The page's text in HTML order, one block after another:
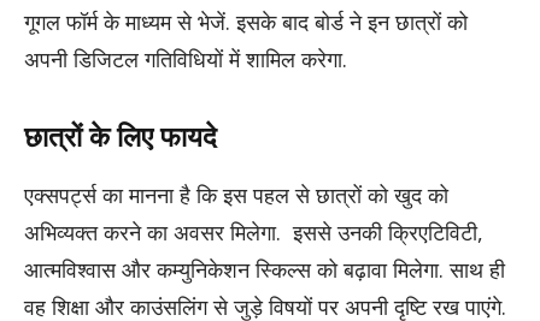
गूगल फॉर्म के माध्यम से भेजें. इसके बाद बोर्ड ने इन छात्रों को
अपनी डिजिटल गतिविधियों में शामिल करेगा.
छात्रों के लिए फायदे
एक्सपर्ट्स का मानना है कि इस पहल से छात्रों को खुद को
अभिव्यक्त करने का अवसर मिलेगा. इससे उनकी क्रिएटिविटी,
आत्मविश्वास और कम्युनिकेशन स्किल्स को बढ़ावा मिलेगा. साथ ही
वह शिक्षा और काउंसलिंग से जुड़े विषयों पर अपनी दृष्टि रख पाएंगे.